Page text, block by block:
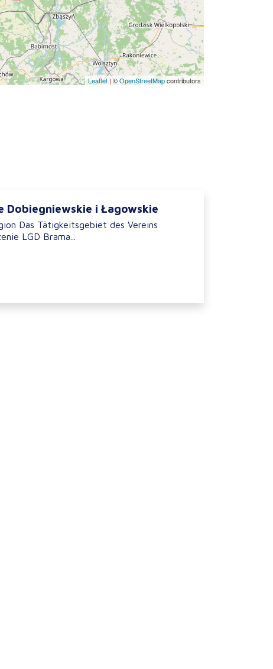
Leaflet |©OpenStreetMapcontributors
Dobiegniewskie i Łagowskie
Das Tätigkeitsgebiet des Vereins
LGD Brama...